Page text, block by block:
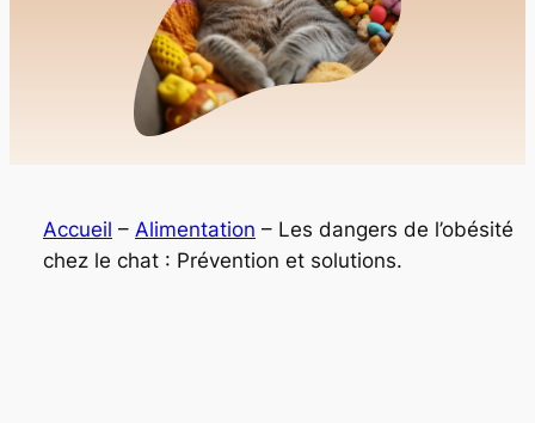
Accueil – Alimentation – Les dangers de l’obésité
chez le chat : Prévention et solutions.